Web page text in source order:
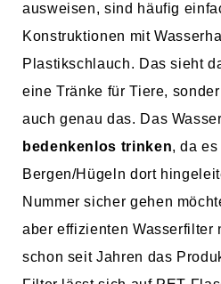
ausweisen, sind häufig
Konstruktionen mit
Plastikschlauch. Das sieht
eine Tränke für Tiere,
auch genau das. Das
bedenkenlos trinken, da
Bergen/Hügeln dort
Nummer sicher gehen
aber effizienten Wasserfilter
schon seit Jahren das